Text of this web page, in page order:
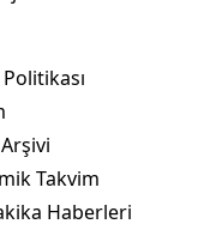
Takvim
Haberleri